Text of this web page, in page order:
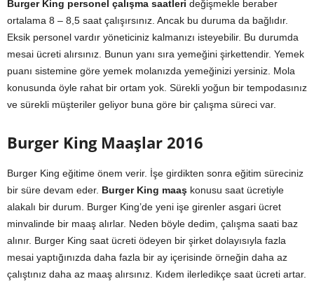
Burger King personel çalışma saatleri değişmekle beraber
ortalama 8 – 8,5 saat çalışırsınız. Ancak bu duruma da bağlıdır.
Eksik personel vardır yöneticiniz kalmanızı isteyebilir. Bu durumda
mesai ücreti alırsınız. Bunun yanı sıra yemeğini şirkettendir. Yemek
puanı sistemine göre yemek molanızda yemeğinizi yersiniz. Mola
konusunda öyle rahat bir ortam yok. Sürekli yoğun bir tempodasınız
ve sürekli müşteriler geliyor buna göre bir çalışma süreci var.
Burger King Maaşlar 2016
Burger King eğitime önem verir. İşe girdikten sonra eğitim süreciniz
bir süre devam eder. Burger King maaş konusu saat ücretiyle
alakalı bir durum. Burger King’de yeni işe girenler asgari ücret
minvalinde bir maaş alırlar. Neden böyle dedim, çalışma saati baz
alınır. Burger King saat ücreti ödeyen bir şirket dolayısıyla fazla
mesai yaptığınızda daha fazla bir ay içerisinde örneğin daha az
çalıştınız daha az maaş alırsınız. Kıdem ilerledikçe saat ücreti artar.